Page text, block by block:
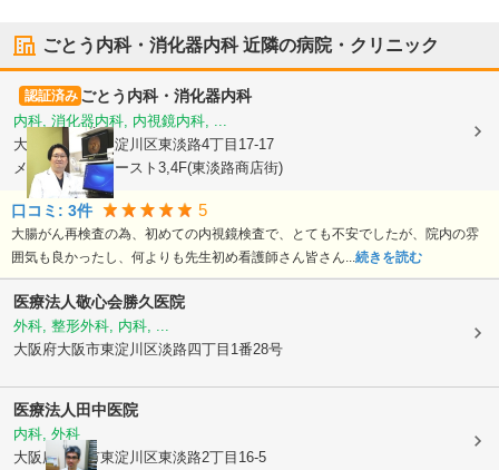
ごとう内科・消化器内科近隣の病院・クリニック
認証済み ごとう内科・消化器内科
内科, 消化器内科, 内視鏡内科, ...
大阪府大阪市東淀川区東淡路4丁目17-17
メディアン・イースト3,4F(東淡路商店街)
口コミ: 3件 5
大腸がん再検査の為、初めての内視鏡検査で、とても不安でしたが、院内の雰
囲気も良かったし、何よりも先生初め看護師さん皆さん...続きを読む
医療法人敬心会勝久医院
外科, 整形外科, 内科, ...
大阪府大阪市東淀川区淡路四丁目1番28号
医療法人田中医院
内科, 外科
大阪府大阪市東淀川区東淡路2丁目16-5